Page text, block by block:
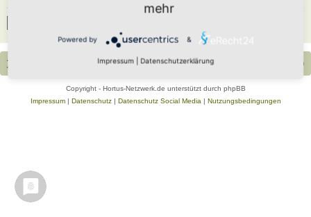
Foren-Übersicht Alle Zeiten sind UTC+02:00
Copyright - Hortus-Netzwerk.de unterstützt durch phpBB
Impressum| Datenschutz| Datenschutz Social Media Nutzungsbedingungen
mehr
Powered by &
Impressum Datenschutzerklärung